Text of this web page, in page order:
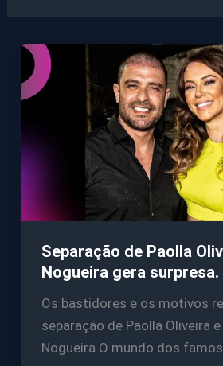
Separação de Paolla
Nogueira gera surpresa.
Os bastidores e os motivos
separação de Paolla Oliveira
Nogueira O mundo dos